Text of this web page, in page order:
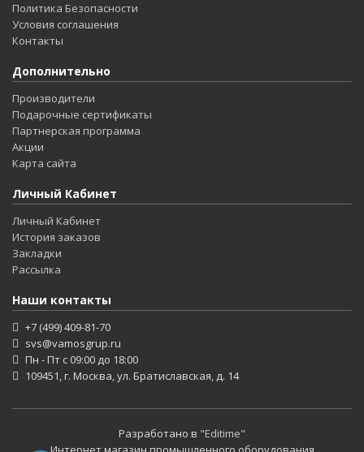
Политика Безопасности
Условия соглашения
Контакты
Дополнительно
Производители
Подарочные сертификаты
Партнерская программа
Акции
Карта сайта
Личный Кабинет
Личный Кабинет
История заказов
Закладки
Рассылка
Наши контакты
+7 (499) 409-81-70
svs@vamosgrup.ru
Пн - Пт с 09:00 до 18:00
109451, г. Москва, ул. Братиславская, д. 14
Разработано в "Editime"